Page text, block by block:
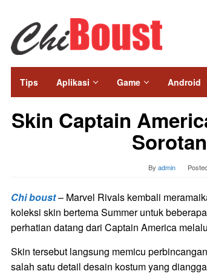
content
Tips Aplikasi Game Android
Skin Captain
By admin
Chi boust– Marvel Rivals kembali
koleksi skin bertema Summer untuk
perhatian datang dari Captain America
Skin tersebut langsung memicu
salah satu detail desain kostum yang